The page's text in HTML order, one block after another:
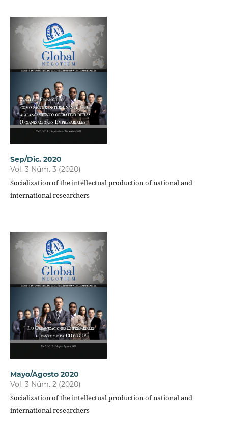
Sep/Dic. 2020
Vol. 3 Núm. 3 (2020)
Socialization of the intellectual production of national and
international researchers
Mayo/Agosto 2020
Vol. 3 Núm. 2 (2020)
Socialization of the intellectual production of national and
international researchers